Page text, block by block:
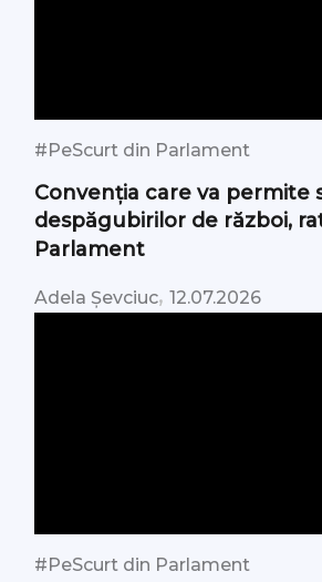
#PeScurt din Parlament
Convenția care va permite
despăgubirilor de război,
Parlament
Adela Șevciuc,12.07.2026
#PeScurt din Parlament